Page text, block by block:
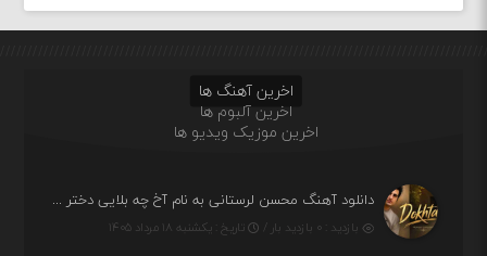
اخرین آهنگ ها
اخرین آلبوم ها
اخرین موزیک ویدیو ها
دانلود آهنگ محسن لرستانی به نام آخ چه بلایی دختر قشنگ و ماهی دختر (هوش مصنوعی)
بازدید : ۰ بازدید بار / تاریخ : یکشنبه ۱۸ مرداد ۱۴۰۵